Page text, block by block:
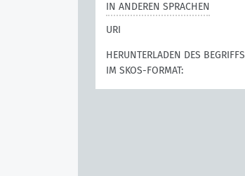
IN ANDEREN SPRACHEN
URI
HERUNTERLADEN DES BEGRIFFS
IM SKOS-FORMAT: